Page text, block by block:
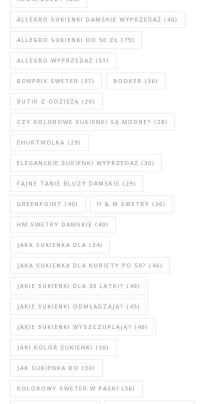
ALLEGRO SUKIENKI DAMSKIE WYPRZEDAŻ (46)
ALLEGRO SUKIENKI DO 50 ZŁ (75)
ALLEGRO WYPRZEDAŻ (51)
BONPRIX SWETER (37) BOOKER (36)
BUTIK Z ODZIEŻĄ (29)
CZY KOLOROWE SUKIENKI SĄ MODNE? (28)
EHURTWOLKA (29)
ELEGANCKIE SUKIENKI WYPRZEDAŻ (30)
FAJNE TANIE BLUZY DAMSKIE (29)
GREENPOINT (40) H & M SWETRY (36)
HM SWETRY DAMSKIE (40)
JAKA SUKIENKA DLA (34)
JAKA SUKIENKA DLA KOBIETY PO 50? (46)
JAKIE SUKIENKI DLA 30 LATKI? (49)
JAKIE SUKIENKI ODMŁADZAJĄ? (45)
JAKIE SUKIENKI WYSZCZUPLAJĄ? (46)
JAKI KOLOR SUKIENKI (30)
JAK SUKIENKA DO (30)
KOLOROWY SWETER W PASKI (36)